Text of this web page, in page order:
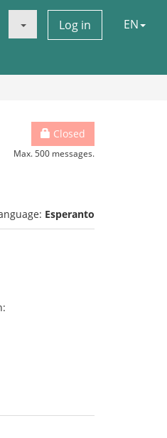
Log in EN
Closed
Max. 500 messages.
Esperanto